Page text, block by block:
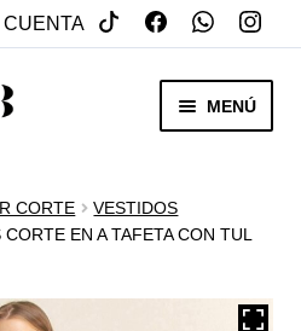
CUENTA
MENÚ
CORTE
VESTIDOS
EN A TAFETA CON TUL